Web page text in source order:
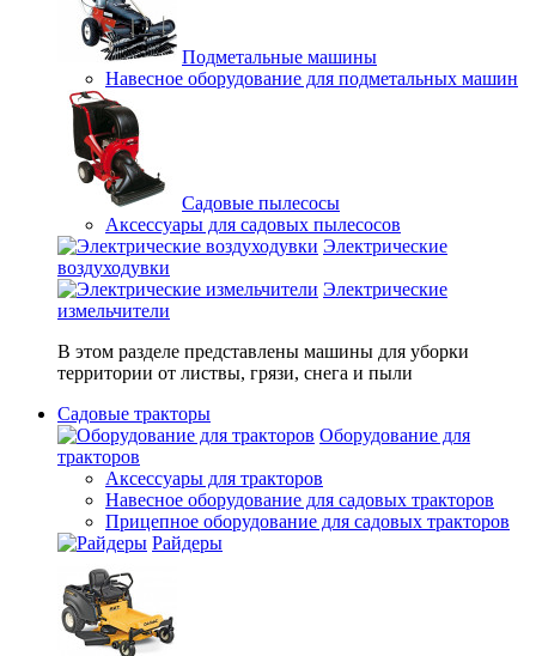
Подметальные машины
Навесное оборудование для подметальных машин
Садовые пылесосы
Аксессуары для садовых пылесосов
Электрические
воздуходувки
Электрические
измельчители
В этом разделе представлены машины для уборки
территории от листвы, грязи, снега и пыли
Садовые тракторы
Оборудование для
тракторов
Аксессуары для тракторов
Навесное оборудование для садовых тракторов
Прицепное оборудование для садовых тракторов
Райдеры